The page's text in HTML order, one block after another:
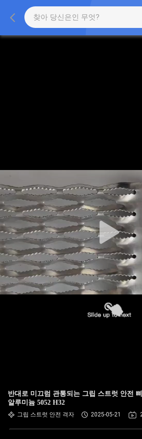
반대로 미끄럼 관통되는 그립 스트럿 안전
알루미늄 5052 H32
그립 스트럿 안전 격자 2025-05-21